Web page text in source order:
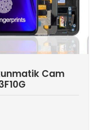
Cam